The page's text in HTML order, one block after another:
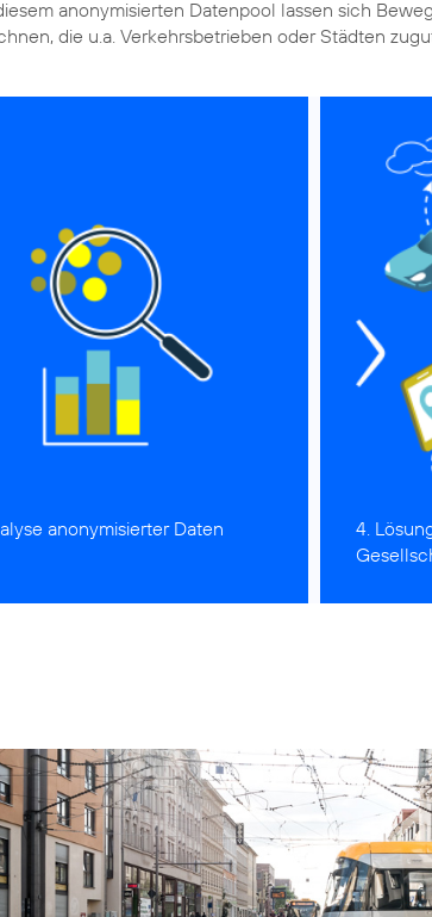
anonymisierten Datenpool lassen sich
die u.a. Verkehrsbetrieben oder Städten
anonymisierter Daten
4.